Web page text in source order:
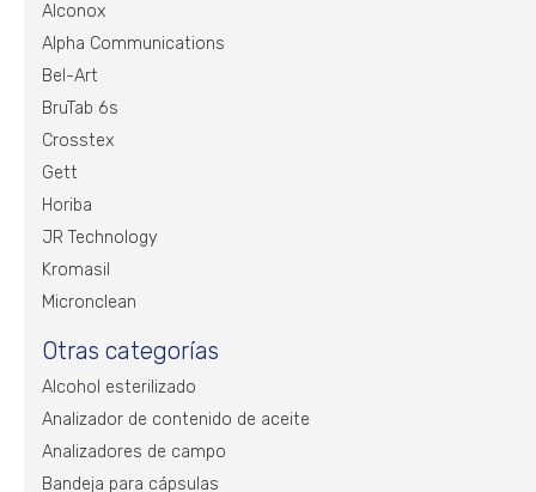
Alconox
Alpha Communications
Bel-Art
BruTab 6s
Crosstex
Gett
Horiba
JR Technology
Kromasil
Micronclean
Otras categorías
Alcohol esterilizado
Analizador de contenido de aceite
Analizadores de campo
Bandeja para cápsulas